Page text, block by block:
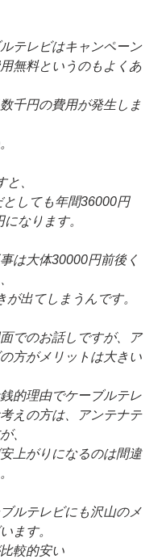
テレビはキャンペーン
無料というのもよくあ
千円の費用が発生しま
と、
しても年間36000円
なります。
は大体30000円前後く
が出てしまうんです。
でのお話しですが、ア
方がメリットは大きい
的理由でケーブルテレ
えの方は、アンテナテ
、
上がりになるのは間違
ルテレビにも沢山のメ
較的安い